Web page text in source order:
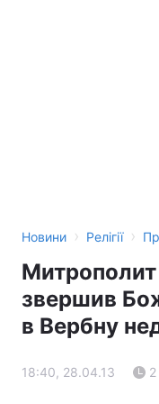
Новини › Релігії ›
звершив
в Вербну
18:40, 28.04.13